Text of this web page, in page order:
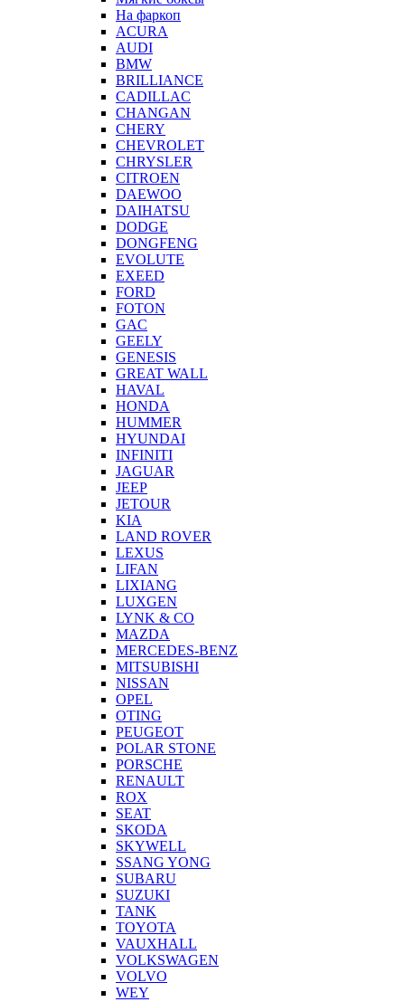
На фаркоп
ACURA
AUDI
BMW
BRILLIANCE
CADILLAC
CHANGAN
CHERY
CHEVROLET
CHRYSLER
CITROEN
DAEWOO
DAIHATSU
DODGE
DONGFENG
EVOLUTE
EXEED
FORD
FOTON
GAC
GEELY
GENESIS
GREAT WALL
HAVAL
HONDA
HUMMER
HYUNDAI
INFINITI
JAGUAR
JEEP
JETOUR
KIA
LAND ROVER
LEXUS
LIFAN
LIXIANG
LUXGEN
LYNK & CO
MAZDA
MERCEDES-BENZ
MITSUBISHI
NISSAN
OPEL
OTING
PEUGEOT
POLAR STONE
PORSCHE
RENAULT
ROX
SEAT
SKODA
SKYWELL
SSANG YONG
SUBARU
SUZUKI
TANK
TOYOTA
VAUXHALL
VOLKSWAGEN
VOLVO
WEY